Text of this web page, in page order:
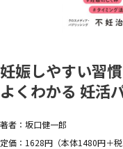
妊娠しやすい習
よくわかる 妊活
著者：坂口健一郎
定価：1628円（本体1480円＋税